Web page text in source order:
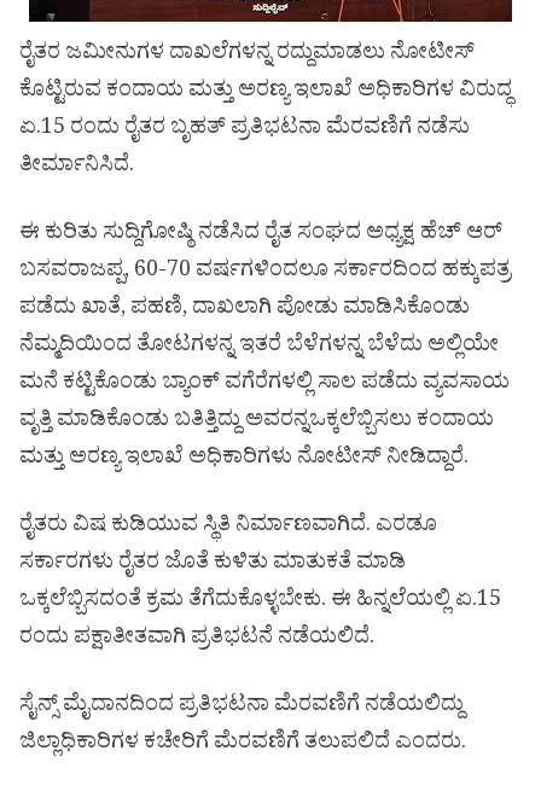
ರೈತರ ಜಮೀನುಗಳ ದಾಖಲೆಗಳನ್ನ ರದ್ದುಮಾಡಲು ನೋಟೀಸ್
ಕೊಟ್ಟಿರುವ ಕಂದಾಯ ಮತ್ತು ಅರಣ್ಯ ಇಲಾಖೆ ಅಧಿಕಾರಿಗಳ ವಿರುದ್ಧ
ಏ.15 ರಂದು ರೈತರ ಬೃಹತ್ ಪ್ರತಿಭಟನಾ ಮೆರವಣಿಗೆ ನಡೆಸು
ತೀರ್ಮಾನಿಸಿದೆ.
ಈ ಕುರಿತು ಸುದ್ದಿಗೋಷ್ಠಿ ನಡೆಸಿದ ರೈತ ಸಂಘದ ಅಧ್ಯಕ್ಷ ಹೆಚ್ ಆರ್
ಬಸವರಾಜಪ್ಪ, 60-70 ವರ್ಷಗಳಿಂದಲೂ ಸರ್ಕಾರದಿಂದ ಹಕ್ಕುಪತ್ರ
ಪಡೆದು ಖಾತೆ, ಪಹಣಿ, ದಾಖಲಾಗಿ ಪೋಡು ಮಾಡಿಸಿಕೊಂಡು
ನೆಮ್ಮದಿಯಿಂದ ತೋಟಗಳನ್ನ ಇತರೆ ಬೆಳೆಗಳನ್ನ ಬೆಳೆದು ಅಲ್ಲಿಯೇ
ಮನೆ ಕಟ್ಟಿಕೊಂಡು ಬ್ಯಾಂಕ್ ವಗೆರೆಗಳಲ್ಲಿ ಸಾಲ ಪಡೆದು ವ್ಯವಸಾಯ
ವೃತ್ತಿ ಮಾಡಿಕೊಂಡು ಬತಿತ್ತಿದ್ದು ಅವರನ್ನ‌ಒಕ್ಕಲೆಬ್ಬಿಸಲು ಕಂದಾಯ
ಮತ್ತು ಅರಣ್ಯ ಇಲಾಖೆ ಅಧಿಕಾರಿಗಳು ನೋಟೀಸ್ ನೀಡಿದ್ದಾರೆ.
ರೈತರು ವಿಷ ಕುಡಿಯುವ ಸ್ಥಿತಿ ನಿರ್ಮಾಣವಾಗಿದೆ. ಎರಡೂ
ಸರ್ಕಾರಗಳು ರೈತರ ಜೊತೆ ಕುಳಿತು ಮಾತುಕತೆ ಮಾಡಿ
ಒಕ್ಕಲೆಬ್ಬಿಸದಂತೆ ಕ್ರಮ ತೆಗೆದುಕೊಳ್ಳಬೇಕು. ಈ ಹಿನ್ನಲೆಯಲ್ಲಿ ಏ.15
ರಂದು ಪಕ್ಷಾತೀತವಾಗಿ ಪ್ರತಿಭಟನೆ ನಡೆಯಲಿದೆ.
ಸೈನ್ಸ್ ಮೈದಾನದಿಂದ ಪ್ರತಿಭಟನಾ ಮೆರವಣಿಗೆ ನಡೆಯಲಿದ್ದು
ಜಿಲ್ಲಾಧಿಕಾರಿಗಳ ಕಚೇರಿಗೆ ಮೆರವಣಿಗೆ ತಲುಪಲಿದೆ ಎಂದರು.